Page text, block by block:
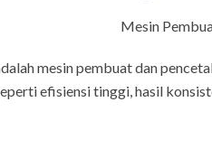
Mesin
mesin pembuat dan
efisiensi tinggi, hasil